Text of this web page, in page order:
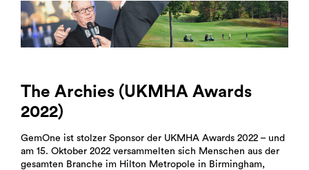
The Archies (UKMHA Awards
2022)
GemOne ist stolzer Sponsor der UKMHA Awards 2022 – und
am 15. Oktober 2022 versammelten sich Menschen aus der
gesamten Branche im Hilton Metropole in Birmingham,